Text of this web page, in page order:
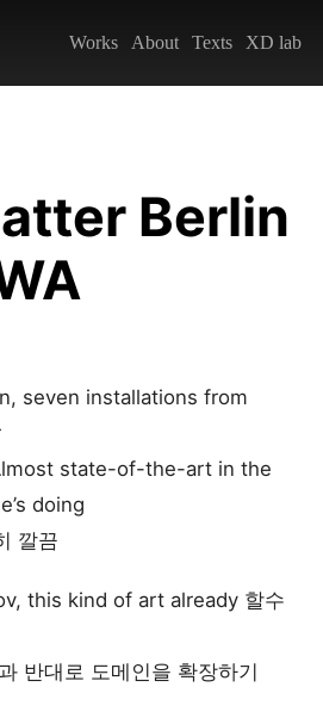
Works About Texts XD lab
Berlin
seven installations from
state-of-the-art in the
doing
깔끔
this kind of art already 할수
반대로 도메인을 확장하기